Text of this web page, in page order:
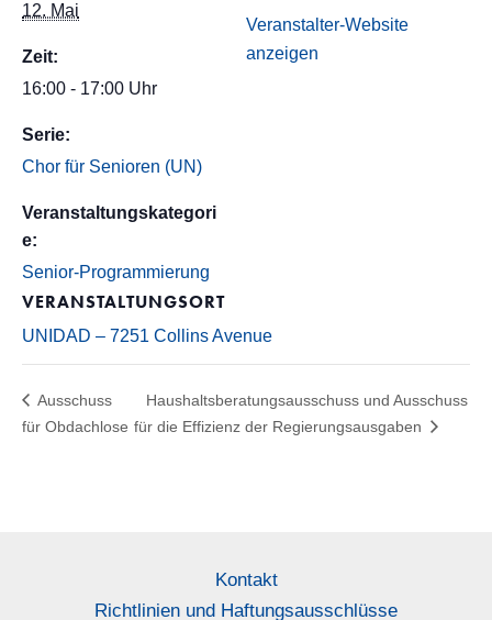
12. Mai
Zeit:
16:00 - 17:00 Uhr
Serie:
Chor für Senioren (UN)
Veranstaltungskategori
e:
Senior-Programmierung
VERANSTALTUNGSORT
UNIDAD – 7251 Collins Avenue
Veranstalter-Website
anzeigen
Ausschuss
für Obdachlose
Haushaltsberatungsausschuss und Ausschuss
für die Effizienz der Regierungsausgaben
Kontakt
Richtlinien und Haftungsausschlüsse